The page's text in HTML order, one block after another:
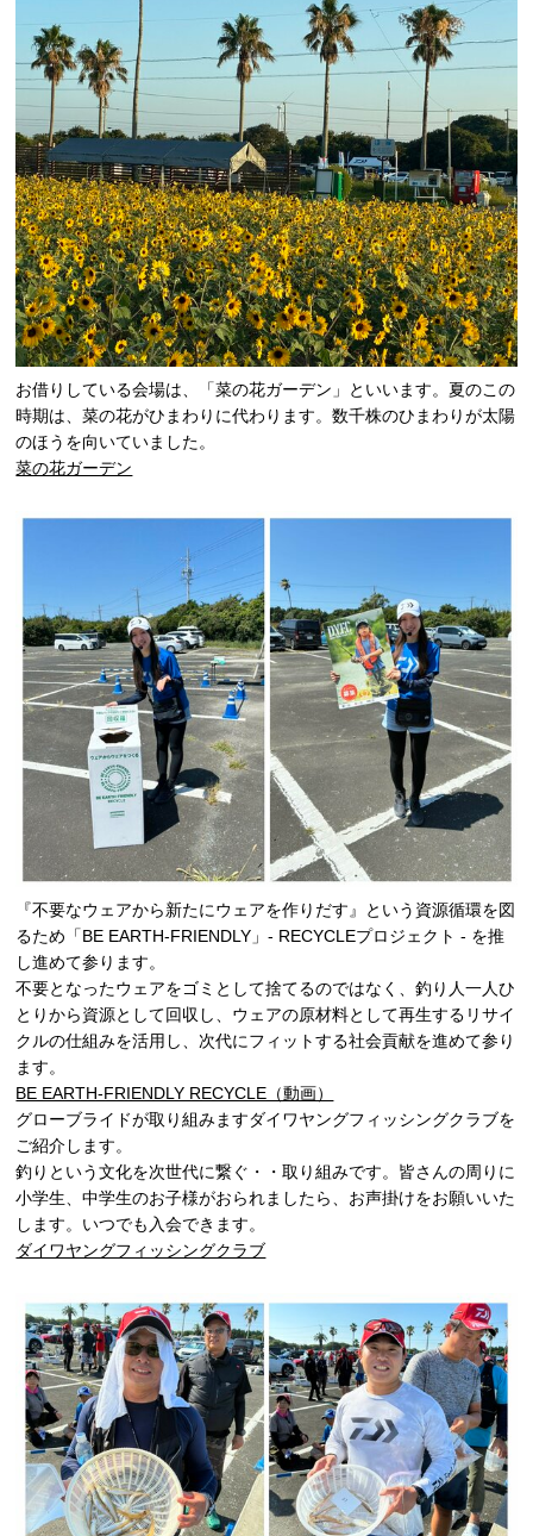
お借りしている会場は、「菜の花ガーデン」といいます。夏のこの
時期は、菜の花がひまわりに代わります。数千株のひまわりが太陽
のほうを向いていました。
菜の花ガーデン
『不要なウェアから新たにウェアを作りだす』という資源循環を図
るため「BE EARTH-FRIENDLY」- RECYCLEプロジェクト - を推
し進めて参ります。
不要となったウェアをゴミとして捨てるのではなく、釣り人一人ひ
とりから資源として回収し、ウェアの原材料として再生するリサイ
クルの仕組みを活用し、次代にフィットする社会貢献を進めて参り
ます。
BE EARTH-FRIENDLY RECYCLE（動画）
グローブライドが取り組みますダイワヤングフィッシングクラブを
ご紹介します。
釣りという文化を次世代に繋ぐ・・取り組みです。皆さんの周りに
小学生、中学生のお子様がおられましたら、お声掛けをお願いいた
します。いつでも入会できます。
ダイワヤングフィッシングクラブ